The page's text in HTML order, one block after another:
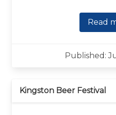
Read
Published:
Kingston Beer Festival